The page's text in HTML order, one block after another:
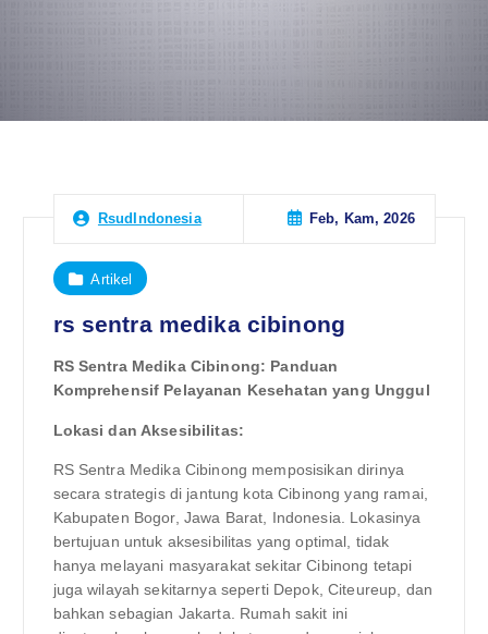
RsudIndonesia Feb, Kam, 2026
Artikel
rs sentra medika cibinong
RS Sentra Medika Cibinong: Panduan
Komprehensif Pelayanan Kesehatan yang Unggul
Lokasi dan Aksesibilitas:
RS Sentra Medika Cibinong memposisikan dirinya
secara strategis di jantung kota Cibinong yang ramai,
Kabupaten Bogor, Jawa Barat, Indonesia. Lokasinya
bertujuan untuk aksesibilitas yang optimal, tidak
hanya melayani masyarakat sekitar Cibinong tetapi
juga wilayah sekitarnya seperti Depok, Citeureup, dan
bahkan sebagian Jakarta. Rumah sakit ini